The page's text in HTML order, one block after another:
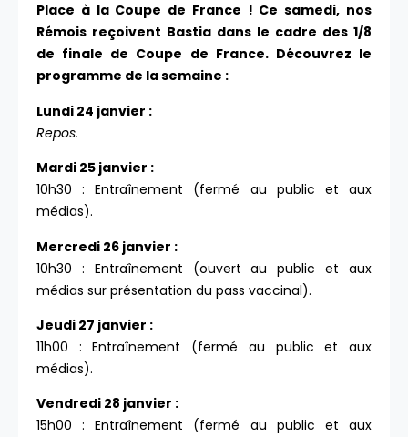
Place à la Coupe de France ! Ce samedi, nos
Rémois reçoivent Bastia dans le cadre des 1/8
de finale de Coupe de France. Découvrez le
programme de la semaine :
Lundi 24 janvier :
Repos.
Mardi 25 janvier :
10h30 : Entraînement (fermé au public et aux
médias).
Mercredi 26 janvier :
10h30 : Entraînement (ouvert au public et aux
médias sur présentation du pass vaccinal).
Jeudi 27 janvier :
11h00 : Entraînement (fermé au public et aux
médias).
Vendredi 28 janvier :
15h00 : Entraînement (fermé au public et aux